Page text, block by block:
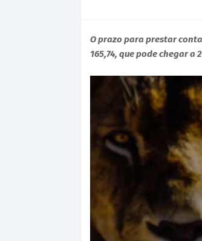
O prazo para prestar
165,74, que pode chegar